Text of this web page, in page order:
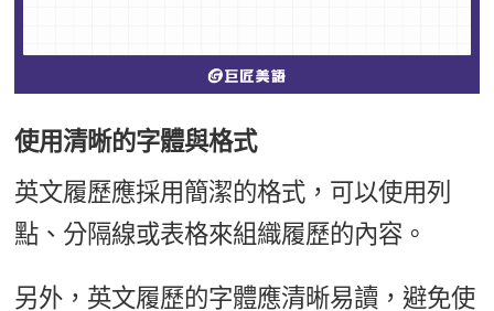
使用清晰的字體與格式
英文履歷應採用簡潔的格式，可以使用列
點、分隔線或表格來組織履歷的內容。
另外，英文履歷的字體應清晰易讀，避免使